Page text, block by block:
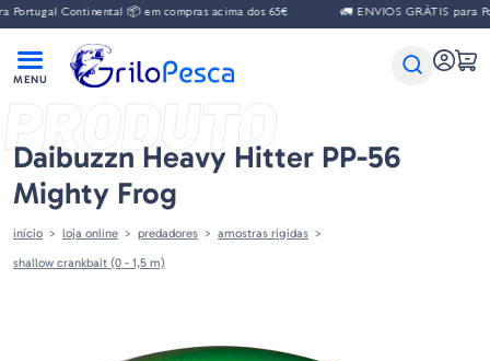
Continental 📦 em compras acima dos 65€ 🚛 ENVIOS GRÁTIS para
PRODUTO
Daibuzzn Heavy Hitter PP-56
Mighty Frog
início loja online predadores
amostras rigidas
shallow crankbait (0 - 1,5 m)